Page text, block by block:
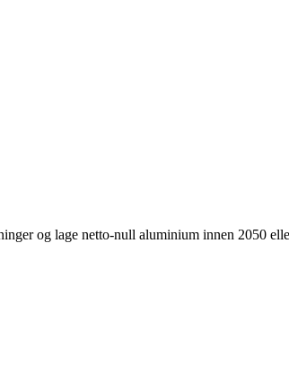
og lage netto-null aluminium innen 2050